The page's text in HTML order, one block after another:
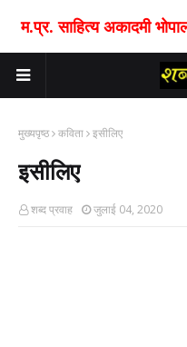
म.प्र. साहित्य अकादमी
मुख्यपृष्ठ कविता इसीलिए
इसीलिए
शब्द प्रवाह जुलाई 04, 2020